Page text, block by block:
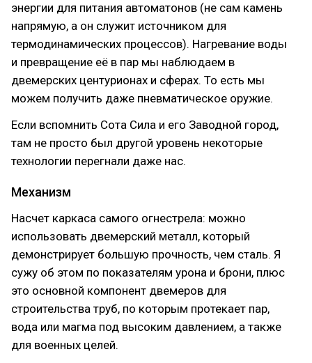
энергии для питания автоматонов (не сам камень
напрямую, а он служит источником для
термодинамических процессов). Нагревание воды
и превращение её в пар мы наблюдаем в
двемерских центурионах и сферах. То есть мы
можем получить даже пневматическое оружие.
Если вспомнить Сота Сила и его Заводной город,
там не просто был другой уровень некоторые
технологии перегнали даже нас.
Механизм
Насчет каркаса самого огнестрела: можно
использовать двемерский металл, который
демонстрирует большую прочность, чем сталь. Я
сужу об этом по показателям урона и брони, плюс
это основной компонент двемеров для
строительства труб, по которым протекает пар,
вода или магма под высоким давлением, а также
для военных целей.